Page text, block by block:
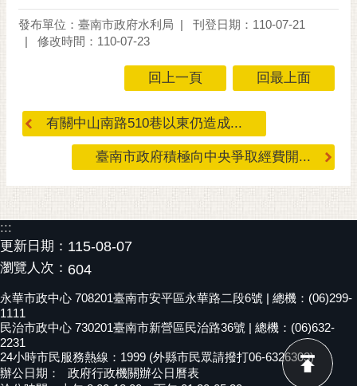
訂
閱
RSS
電
子
民
信
箱
English
日
本
語
隱
發布單位：臺南市政府水利局
刊登日期：110-07-21
修改時間：110-07-23
回上一頁 回最上面
有關中山南路510巷以東仍造成...
臺南市政府積極向中央爭取經費開...
:::
更新日期： 115-08-07
瀏覽人次： 604
永華市政中心 708201臺南市安平區永華路二段6號 | 總機：(06)299-
1111
民治市政中心 730201臺南市新營區民治路36號 | 總機：(06)632-
2231
24小時市民服務熱線：1999 (外縣市民眾請撥打06-6326303)
辦公日期：
政府行政機關辦公日曆表